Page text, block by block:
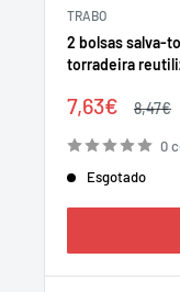
TRABO
2 bolsas salva-
torradeira
Preço
venda
7,63€
Preço
8,47€
0
Esgotado